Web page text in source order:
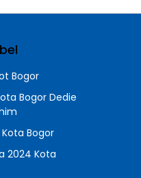
Bogor
Bogor Dedie
Bogor
2024 Kota